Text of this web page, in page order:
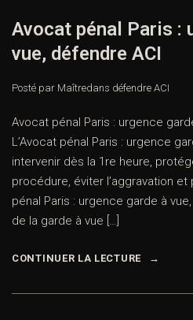
Avocat pénal Paris :
vue, défendre ACI
Posté par Maîtredans défendre ACI
Avocat pénal Paris : urgence
L’Avocat pénal Paris : urgence
intervenir dès la 1re heure,
procédure, éviter l’aggravation
pénal Paris : urgence garde à
de la garde à vue […]
CONTINUER LA LECTURE